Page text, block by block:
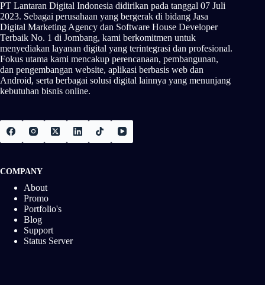
PT Lantaran Digital Indonesia didirikan pada tanggal 07 Juli
2023. Sebagai perusahaan yang bergerak di bidang Jasa
Digital Marketing Agency dan Software House Developer
Terbaik No. 1 di Jombang, kami berkomitmen untuk
menyediakan layanan digital yang terintegrasi dan profesional.
Fokus utama kami mencakup perencanaan, pembangunan,
dan pengembangan website, aplikasi berbasis web dan
Android, serta berbagai solusi digital lainnya yang menunjang
kebutuhan bisnis online.
COMPANY
About
Promo
Portfolio's
Blog
Support
Status Server